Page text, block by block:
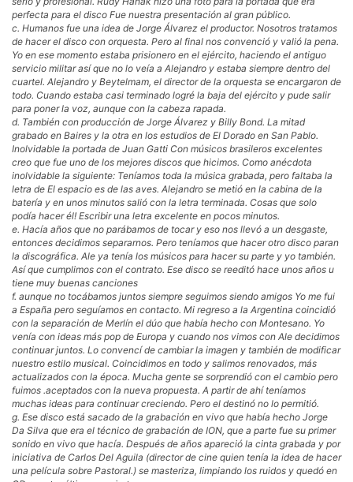
perfecta para el disco Fue nuestra presentación al gran público.
c. Humanos fue una idea de Jorge Álvarez el productor. Nosotros tratamos
de hacer el disco con orquesta. Pero al final nos convenció y valió la pena.
Yo en ese momento estaba prisionero en el ejército, haciendo el antiguo
servicio militar así que no lo veía a Alejandro y estaba siempre dentro del
cuartel. Alejandro y Beytelmam, el director de la orquesta se encargaron de
todo. Cuando estaba casi terminado logré la baja del ejército y pude salir
para poner la voz, aunque con la cabeza rapada.
d. También con producción de Jorge Álvarez y Billy Bond. La mitad
grabado en Baires y la otra en los estudios de El Dorado en San Pablo.
Inolvidable la portada de Juan Gatti Con músicos brasileros excelentes
creo que fue uno de los mejores discos que hicimos. Como anécdota
inolvidable la siguiente: Teníamos toda la música grabada, pero faltaba la
letra de El espacio es de las aves. Alejandro se metió en la cabina de la
batería y en unos minutos salió con la letra terminada. Cosas que solo
podía hacer él! Escribir una letra excelente en pocos minutos.
e. Hacía años que no parábamos de tocar y eso nos llevó a un desgaste,
entonces decidimos separarnos. Pero teníamos que hacer otro disco paran
la discográfica. Ale ya tenía los músicos para hacer su parte y yo también.
Así que cumplimos con el contrato. Ese disco se reeditó hace unos años u
tiene muy buenas canciones
f. aunque no tocábamos juntos siempre seguimos siendo amigos Yo me fui
a España pero seguíamos en contacto. Mi regreso a la Argentina coincidió
con la separación de Merlín el dúo que había hecho con Montesano. Yo
venía con ideas más pop de Europa y cuando nos vimos con Ale decidimos
continuar juntos. Lo convencí de cambiar la imagen y también de modificar
nuestro estilo musical. Coincidimos en todo y salimos renovados, más
actualizados con la época. Mucha gente se sorprendió con el cambio pero
fuimos .aceptados con la nueva propuesta. A partir de ahí teníamos
muchas ideas para continuar creciendo. Pero el destinó no lo permitió.
g. Ese disco está sacado de la grabación en vivo que había hecho Jorge
Da Silva que era el técnico de grabación de ION, que a parte fue su primer
sonido en vivo que hacía. Después de años apareció la cinta grabada y por
iniciativa de Carlos Del Aguila (director de cine quien tenía la idea de hacer
una película sobre Pastoral.) se masteriza, limpiando los ruidos y quedó en